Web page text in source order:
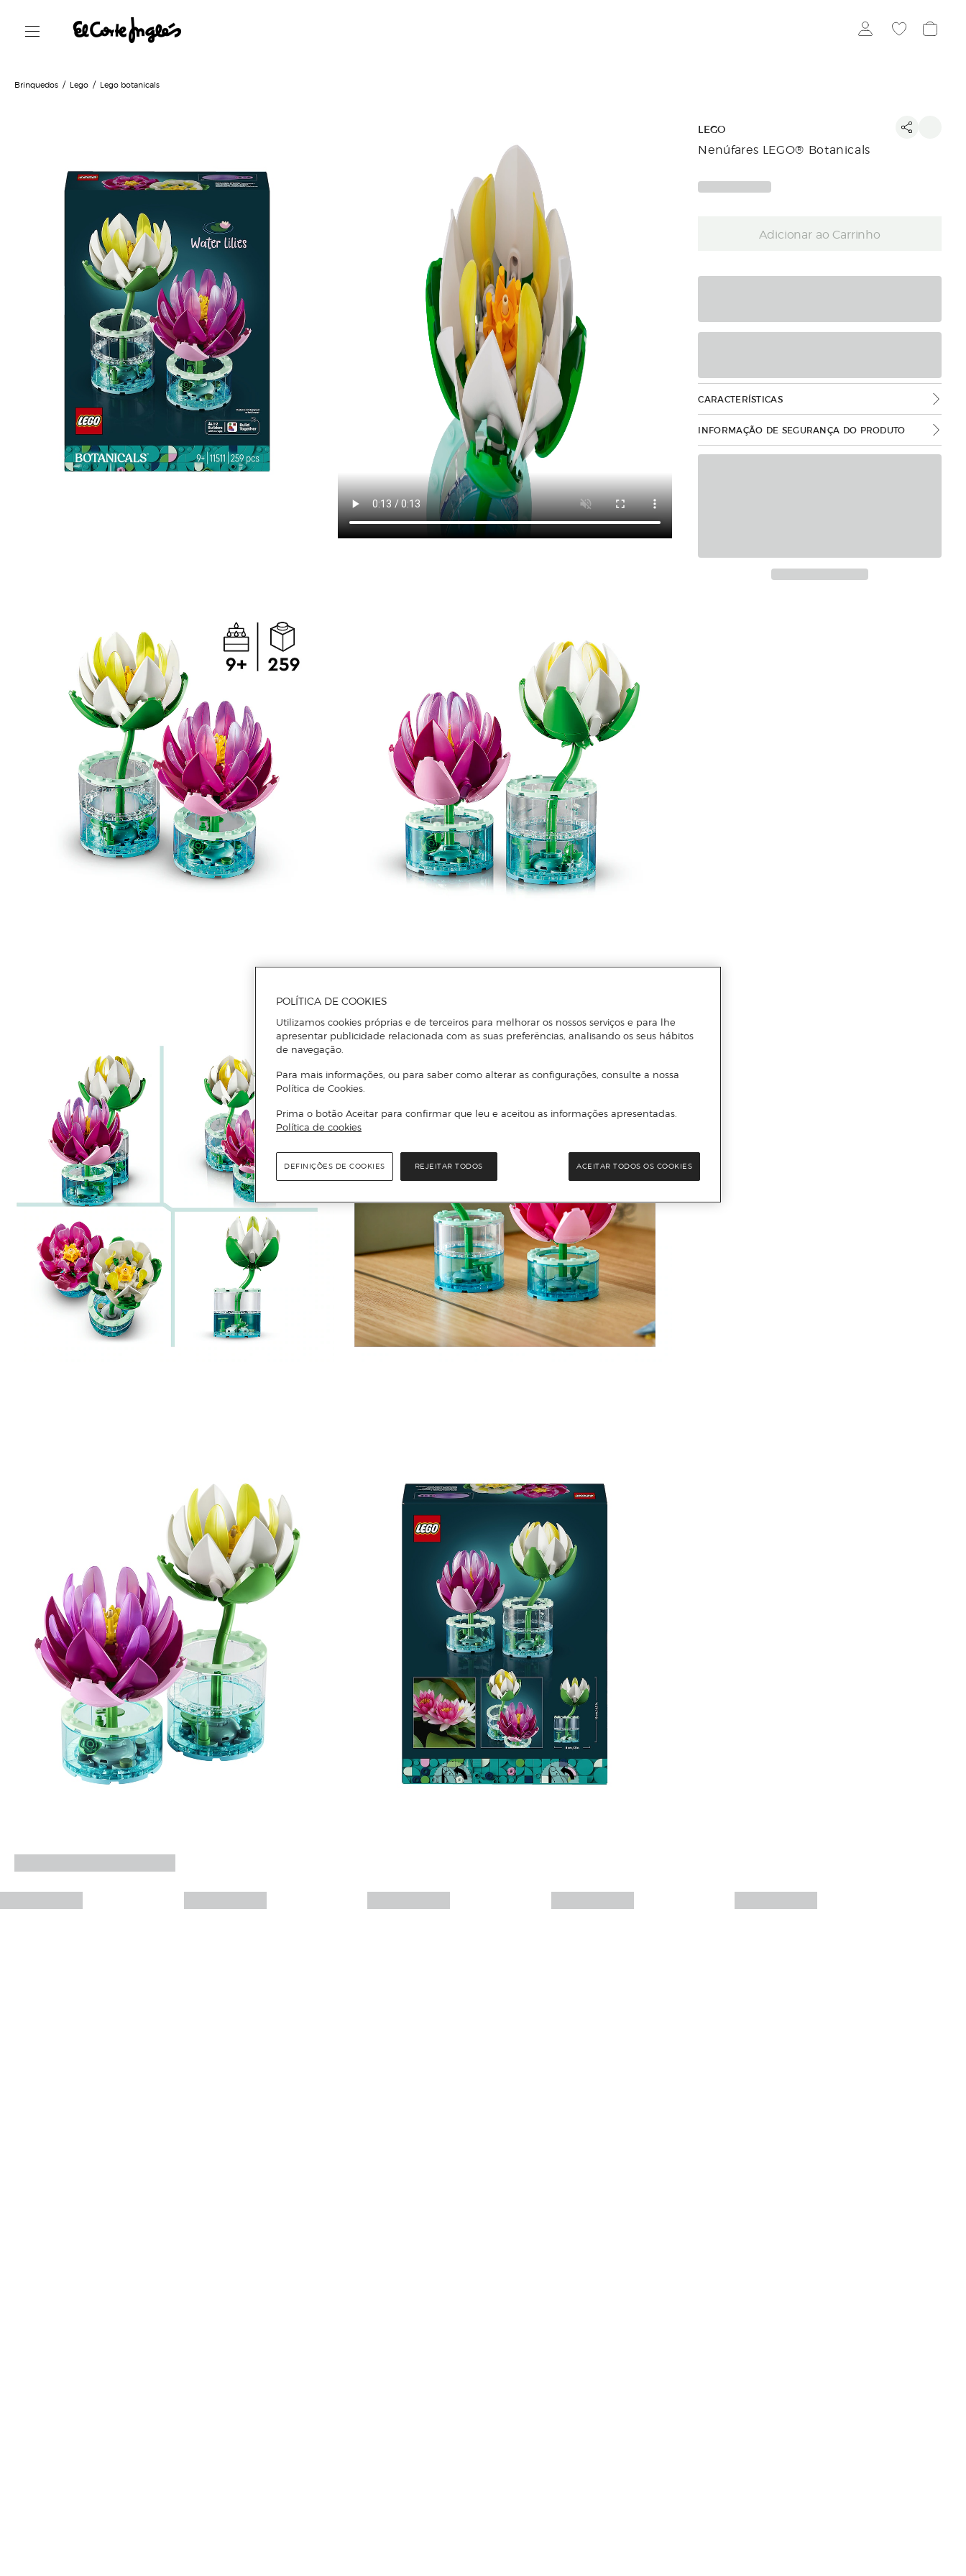
Brinquedos Lego Lego botanicals
LEGO
Nenúfares LEGO® Botanicals
Adicionar ao Carrinho
CARACTERÍSTICAS
INFORMAÇÃO DE SEGURANÇA DO PRODUTO
Mais informações
POLÍTICA DE COOKIES
Utilizamos cookies próprias e de terceiros para melhorar os nossos serviços e para lhe
apresentar publicidade relacionada com as suas preferências, analisando os seus hábitos
de navegação.
Para mais informações, ou para saber como alterar as configurações, consulte a nossa
Política de Cookies.
Prima o botão Aceitar para confirmar que leu e aceitou as informações apresentadas.
Política de cookies
REJEITAR TODOS ACEITAR TODOS OS COOKIES
DEFINIÇÕES DE COOKIES